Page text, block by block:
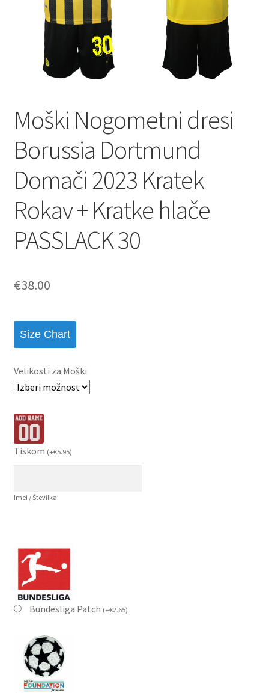
Moški Nogometni dresi
Borussia Dortmund
Domači 2023 Kratek
Rokav + Kratke hlače
PASSLACK 30
€38.00
Size Chart
Velikosti za Moški
Tiskom (+€5.95)
Imei / Številka
Bundesliga Patch (+€2.65)